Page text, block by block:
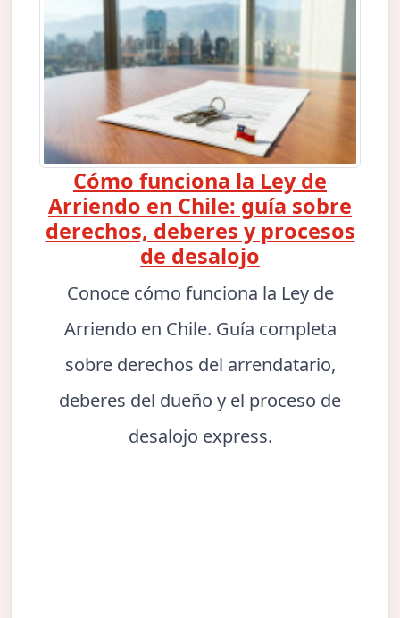
Cómo funciona la Ley de
Arriendo en Chile: guía sobre
derechos, deberes y procesos
de desalojo
Conoce cómo funciona la Ley de
Arriendo en Chile. Guía completa
sobre derechos del arrendatario,
deberes del dueño y el proceso de
desalojo express.